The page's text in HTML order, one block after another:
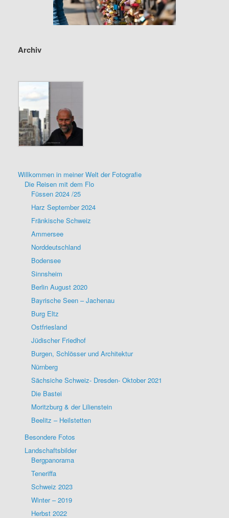
Archiv
Willkommen in meiner Welt der Fotografie
Die Reisen mit dem Flo
Füssen 2024 /25
Harz September 2024
Fränkische Schweiz
Ammersee
Norddeutschland
Bodensee
Sinnsheim
Berlin August 2020
Bayrische Seen – Jachenau
Burg Eltz
Ostfriesland
Jüdischer Friedhof
Burgen, Schlösser und Architektur
Nürnberg
Sächsiche Schweiz- Dresden- Oktober 2021
Die Bastei
Moritzburg & der Lilienstein
Beelitz – Heilstetten
Besondere Fotos
Landschaftsbilder
Bergpanorama
Teneriffa
Schweiz 2023
Winter – 2019
Herbst 2022